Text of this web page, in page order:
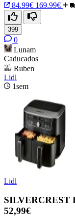
84.99€ 169.99€
399
0
Lunam
Caducados
Ruben
Lidl
1sem
Lidl
SILVERCREST
52,99€